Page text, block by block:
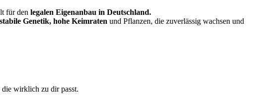
für den legalen Eigenanbau in Deutschland.
stabile Genetik, hohe Keimraten und Pflanzen, die zuverlässig wachsen und
wirklich zu dir passt.